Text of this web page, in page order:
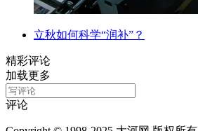
立秋如何科学“润补”？
精彩评论
加载更多
评论